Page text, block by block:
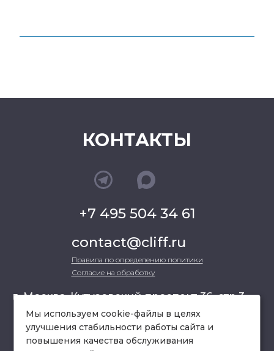
КОНТАКТЫ
+7 495 504 34 61
contact@cliff.ru
Правила по определению политики
Согласие на обработку
г. Москва, Кутузовский проспект 36, стр.3 ,
офис 301
Мы используем cookie-файлы в целях
улучшения стабильности работы сайта и
повышения качества обслуживания